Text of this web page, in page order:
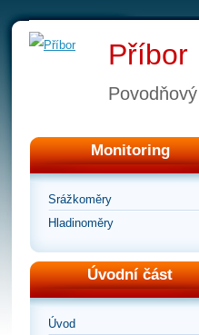
Příbor
Monitoring
Srážkoměry
Hladinoměry
Úvodní část
Úvod